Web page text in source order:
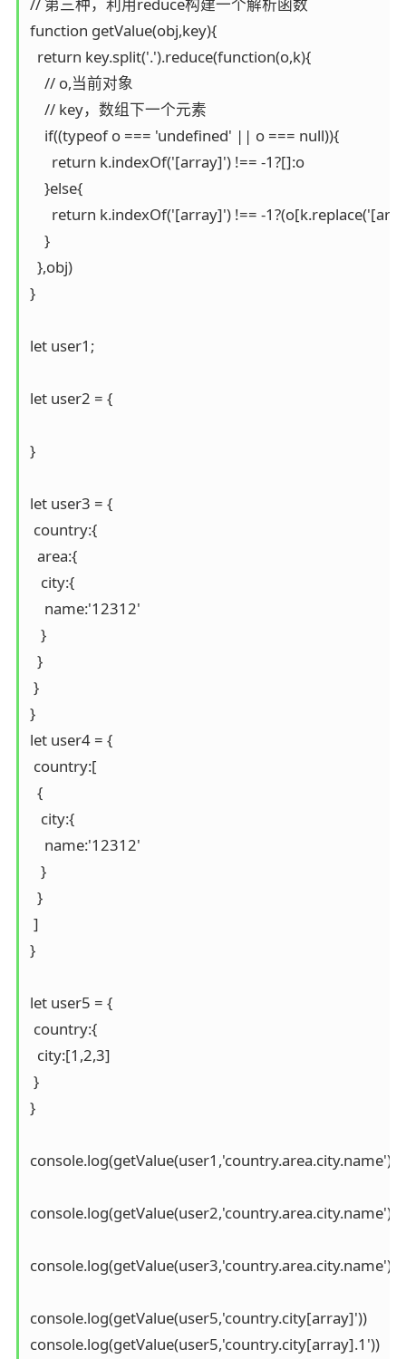
// 第三种，利用reduce构建一个解析函数
function getValue(obj,key){
  return key.split('.').reduce(function(o,k){
    // o,当前对象
    // key，数组下一个元素
    if((typeof o === 'undefined' || o === null)){
      return k.indexOf('[array]') !== -1?[]:o
    }else{
return k.indexOf('[array]') !== -
    }
  },obj)
}
let user1;
let user2 = {
}
let user3 = {
country:{
  area:{
   city:{
    name:'12312'
   }
  }
}
}
let user4 = {
country:[
  {
   city:{
    name:'12312'
   }
  }
]
}
let user5 = {
country:{
  city:[1,2,3]
}
}
console.log(getValue(user1,'country.area.city.name'))
console.log(getValue(user2,'country.area.city.name'))
console.log(getValue(user3,'country.area.city.name'))
console.log(getValue(user5,'country.city[array]'))
console.log(getValue(user5,'country.city[array].1'))